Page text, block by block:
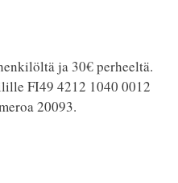
ja 30€ perheeltä.
FI49 4212 1040 0012
20093.